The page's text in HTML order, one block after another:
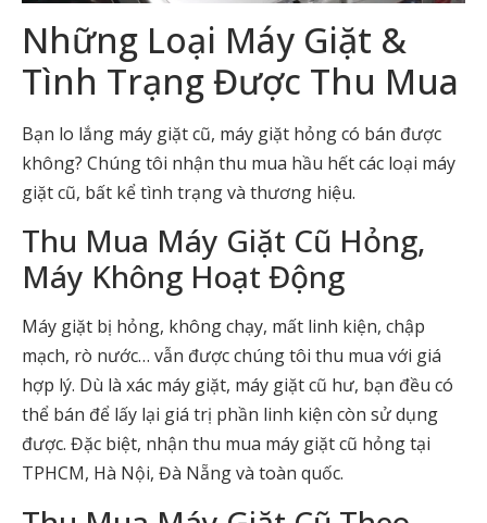
Những Loại Máy Giặt &
Tình Trạng Được Thu Mua
Bạn lo lắng máy giặt cũ, máy giặt hỏng có bán được
không? Chúng tôi nhận thu mua hầu hết các loại máy
giặt cũ, bất kể tình trạng và thương hiệu.
Thu Mua Máy Giặt Cũ Hỏng,
Máy Không Hoạt Động
Máy giặt bị hỏng, không chạy, mất linh kiện, chập
mạch, rò nước… vẫn được chúng tôi thu mua với giá
hợp lý. Dù là xác máy giặt, máy giặt cũ hư, bạn đều có
thể bán để lấy lại giá trị phần linh kiện còn sử dụng
được. Đặc biệt, nhận thu mua máy giặt cũ hỏng tại
TPHCM, Hà Nội, Đà Nẵng và toàn quốc.